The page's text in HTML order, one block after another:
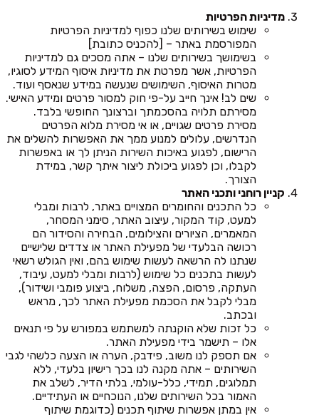
מדיניות הפרטיות
שימוש בשירותים שלנו כפוף למדיניות הפרטיות
המפורסמת באתר – [להכניס כתובת]
בשימושך בשירותים שלנו – אתה מסכים גם למדיניות
הפרטיות, אשר מפרטת את מדיניות איסוף המידע לסוגיו,
מטרות האיסוף, השימושים שנעשה במידע שנאסף ועוד.
שים לב! אינך חייב על-פי חוק למסור פרטים ומידע האישי.
מסירתם תלויה בהסכמתך וברצונך החופשי בלבד.
מסירת פרטים שגויים, או אי מסירת מלוא הפרטים
הנדרשים, עלולים למנוע ממך את האפשרות להשלים את
הרישום, לפגוע באיכות השירות הניתן לך או באפשרות
לקבלו, וכן לפגוע ביכולת ליצור איתך קשר, במידת
הצורך.
קניין רוחני ותכני האתר
כל התכנים והחומרים המצויים באתר, לרבות ומבלי
למעט, קוד המקור, עיצוב האתר, סימני המסחר,
המאמרים, הציורים והצילומים, הבחירה והסידור הם
רכושה הבלעדי של מפעילת האתר או צדדים שלישיים
שנתנו לה הרשאה לעשות שימוש בהם, ואין הגולש רשאי
לעשות בתכנים כל שימוש (לרבות ומבלי למעט, עיבוד,
העתקה, פרסום, הפצה, משלוח, ביצוע פומבי ושידור),
מבלי לקבל את הסכמת מפעילת האתר לכך, מראש
ובכתב.
כל זכות שלא הוקנתה למשתמש במפורש על פי תנאים
אלו – תישמר בידי מפעילת האתר.
אם תספק לנו משוב, פידבק, הערה או הצעה כלשהי לגבי
השירותים – אתה מקנה לנו בכך רישיון בלעדי, ללא
תמלוגים, תמידי, כלל-עולמי, בלתי הדיר, לשלב את
האמור בכל השירותים שלנו, הנוכחיים או העתידיים.
אין במתן אפשרות שיתוף תכנים (כדוגמת שיתוף